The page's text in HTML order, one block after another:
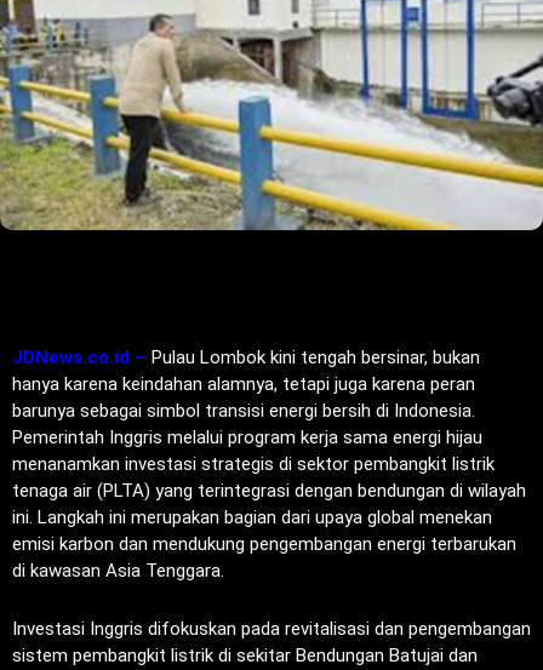
JDNews.co.id – Pulau Lombok kini tengah bersinar, bukan
hanya karena keindahan alamnya, tetapi juga karena peran
barunya sebagai simbol transisi energi bersih di Indonesia.
Pemerintah Inggris melalui program kerja sama energi hijau
menanamkan investasi strategis di sektor pembangkit listrik
tenaga air (PLTA) yang terintegrasi dengan bendungan di wilayah
ini. Langkah ini merupakan bagian dari upaya global menekan
emisi karbon dan mendukung pengembangan energi terbarukan
di kawasan Asia Tenggara.
Investasi Inggris difokuskan pada revitalisasi dan pengembangan
sistem pembangkit listrik di sekitar Bendungan Batujai dan